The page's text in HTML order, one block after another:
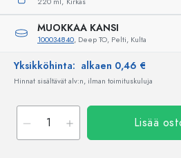
MUOKKAA KANSI
100034840, Deep TO, Pelti, Kulta
Yksikköhinta: alkaen 0,46 €
Hinnat sisältävät alv:n, ilman toimituskuluja
Lisää